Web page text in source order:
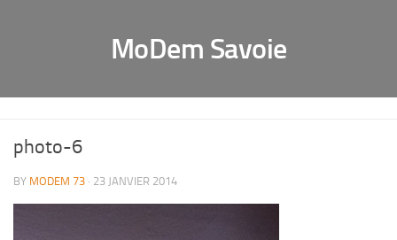
MoDem Savoie
photo-6
BY MODEM 73 · 23 JANVIER 2014